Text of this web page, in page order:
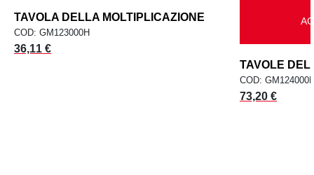
TAVOLA DELLA MOLTIPLICAZIONE
COD: GM123000H
Prezzo
36,11 €
TAVOLE
COD:
Prezzo
73,20 €